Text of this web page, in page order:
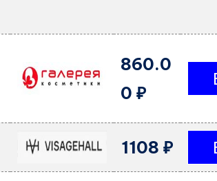
860.0
0 ₽
1108 ₽